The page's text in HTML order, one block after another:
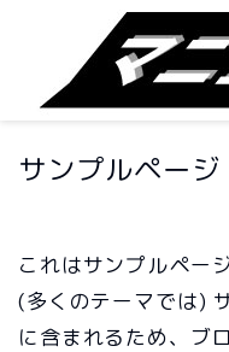
サンプルページ
これはサンプルペー
(多くのテーマでは)
に含まれるため、ブ